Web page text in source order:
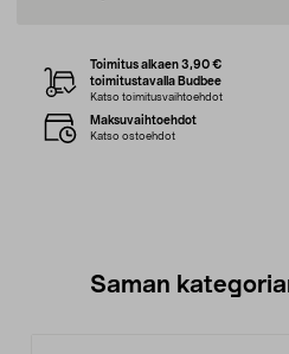
Toimitus alkaen 3,90 €
toimitustavalla Budbee
Katso toimitusvaihtoehdot
Maksuvaihtoehdot
Katso ostoehdot
Saman